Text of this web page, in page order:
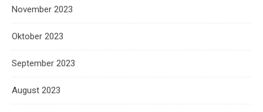
November 2023
Oktober 2023
September 2023
August 2023